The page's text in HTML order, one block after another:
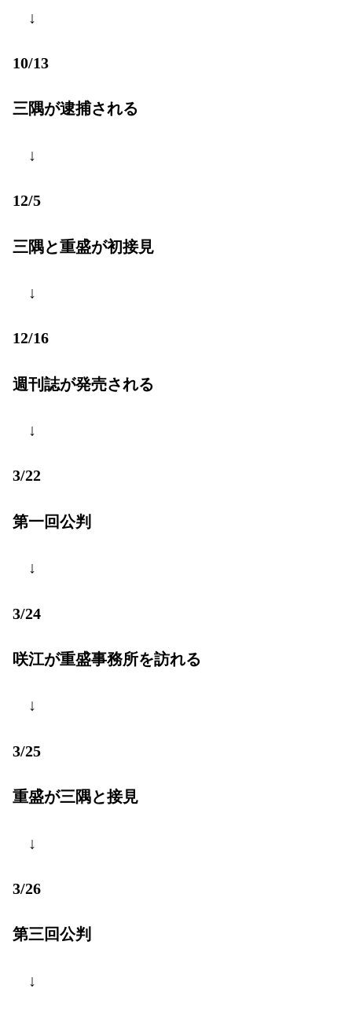
↓
10/13
三隅が逮捕される
↓
12/5
三隅と重盛が初接見
↓
12/16
週刊誌が発売される
↓
3/22
第一回公判
↓
3/24
咲江が重盛事務所を訪れる
↓
3/25
重盛が三隅と接見
↓
3/26
第三回公判
↓